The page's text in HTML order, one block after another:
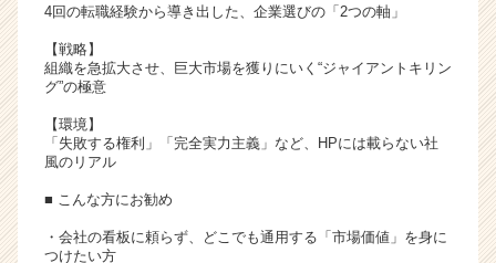
キ
リ
h
C
4回の転職経験から導き出した、企業選びの「2つの軸」
【戦略】
組織を急拡大させ、巨大市場を獲りにいく“ジャイアントキリン
グ”の極意
【環境】
「失敗する権利」「完全実力主義」など、HPには載らない社
風のリアル
■ こんな方にお勧め
・会社の看板に頼らず、どこでも通用する「市場価値」を身に
つけたい方